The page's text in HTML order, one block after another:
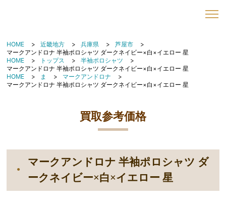
HOME 近畿地方 兵庫県
芦屋市
マークアンドロナ 半袖ポロシャツ ダークネイビー×白×イエロー 星
HOME
トップス
半袖ポロシャツ
マークアンドロナ 半袖ポロシャツ ダークネイビー×白×イエロー 星
HOME
ま
マークアンドロナ
マークアンドロナ 半袖ポロシャツ ダークネイビー×白×イエロー 星
買取参考価格
マークアンドロナ 半袖ポロシャツ ダ
ークネイビー×白×イエロー 星